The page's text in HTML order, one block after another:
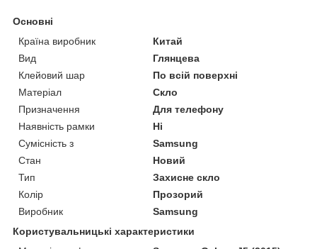
Основні
Країна виробник
Китай
Вид
Глянцева
Клейовий шар
По всій поверхні
Матеріал
Скло
Призначення
Для телефону
Наявність рамки
Ні
Сумісність з
Samsung
Стан
Новий
Тип
Захисне скло
Колір
Прозорий
Виробник
Samsung
Користувальницькі характеристики